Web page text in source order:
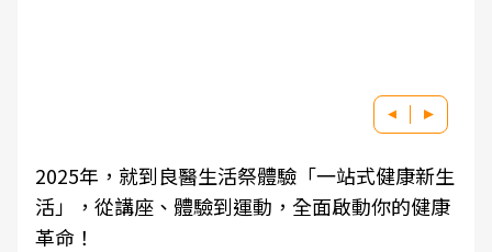
良醫健康網從「換季的身體變化」出發，透過醫
學觀點與日常感受的對話，建立對亞健康的認
知，進而引導實際的改善行動。